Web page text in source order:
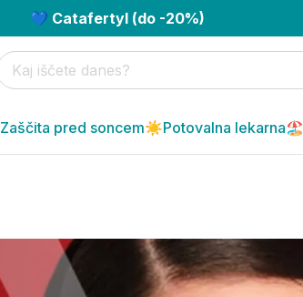
💙 Catafertyl (do -20%)
Zaščita pred soncem☀️Potovalna lekarna🏖️